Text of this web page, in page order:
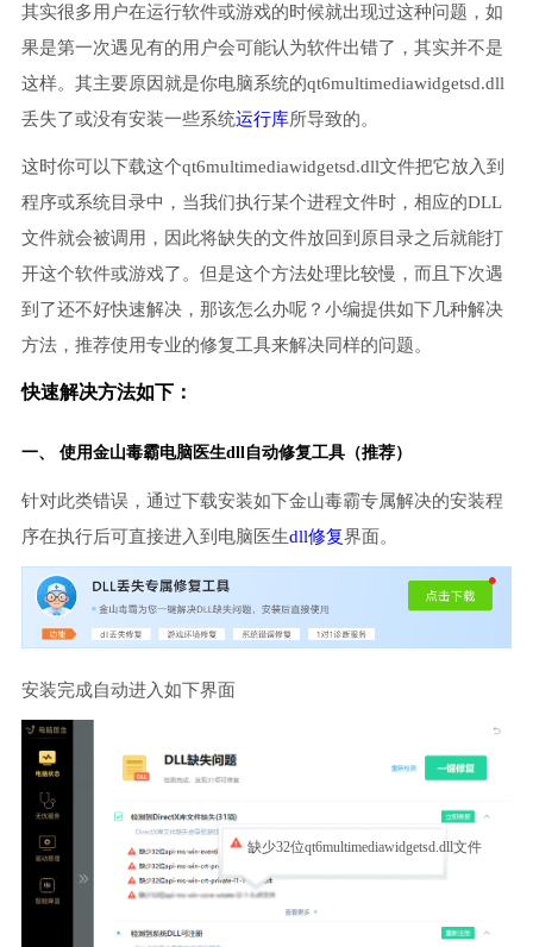
其实很多用户在运行软件或游戏的时候就出现过这种问题，如
果是第一次遇见有的用户会可能认为软件出错了，其实并不是
这样。其主要原因就是你电脑系统的qt6multimediawidgetsd.dll
丢失了或没有安装一些系统运行库所导致的。
这时你可以下载这个qt6multimediawidgetsd.dll文件把它放入到
程序或系统目录中，当我们执行某个进程文件时，相应的DLL
文件就会被调用，因此将缺失的文件放回到原目录之后就能打
开这个软件或游戏了。但是这个方法处理比较慢，而且下次遇
到了还不好快速解决，那该怎么办呢？小编提供如下几种解决
方法，推荐使用专业的修复工具来解决同样的问题。
快速解决方法如下：
一、 使用金山毒霸电脑医生dll自动修复工具（推荐）
针对此类错误，通过下载安装如下金山毒霸专属解决的安装程
序在执行后可直接进入到电脑医生dll修复界面。
安装完成自动进入如下界面
缺少32位qt6multimediawidgetsd.dll文件